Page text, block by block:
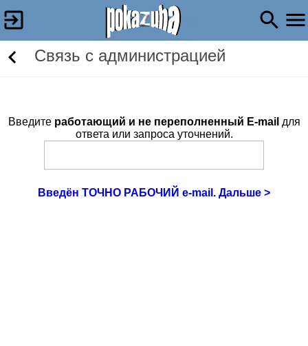
Связь c администрацией
Введите работающий и не переполненный E-mail для
ответа или запроса уточнений.
Введён ТОЧНО РАБОЧИЙ e-mail. Дальше >